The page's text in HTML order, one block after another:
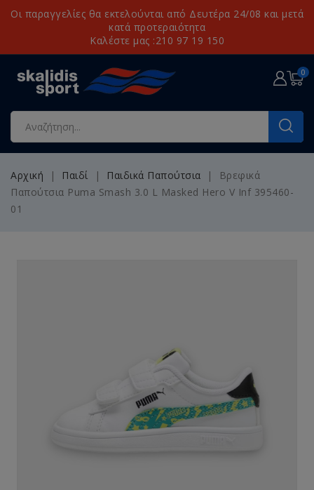
Οι παραγγελίες θα εκτελούνται από Δευτέρα 24/08 και μετά
κατά προτεραιότητα
Καλέστε μας :210 97 19 150
0
Αρχική Παιδί Παιδικά Παπούτσια
Βρεφικά
Παπούτσια Puma Smash 3.0 L Masked Hero V Inf 395460-
01